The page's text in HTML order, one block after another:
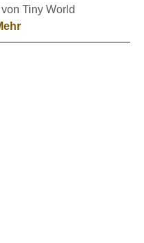
Tiny World